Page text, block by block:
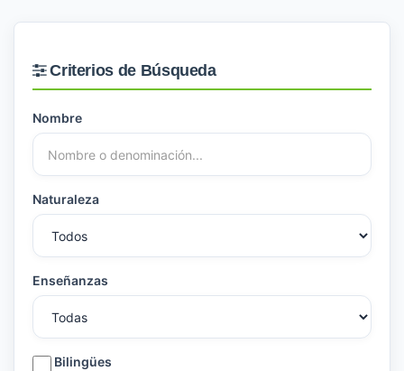
Criterios de Búsqueda
Nombre
Naturaleza
Enseñanzas
Bilingües